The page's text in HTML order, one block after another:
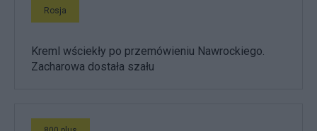
Rosja
Kreml wściekły po przemówieniu Nawrockiego.
Zacharowa dostała szału